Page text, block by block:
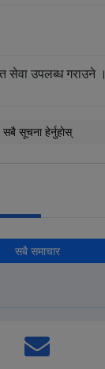
सेवा उपलब्ध गराउने ।
सबै सूचना हेर्नुहाेस्
सबै समाचार